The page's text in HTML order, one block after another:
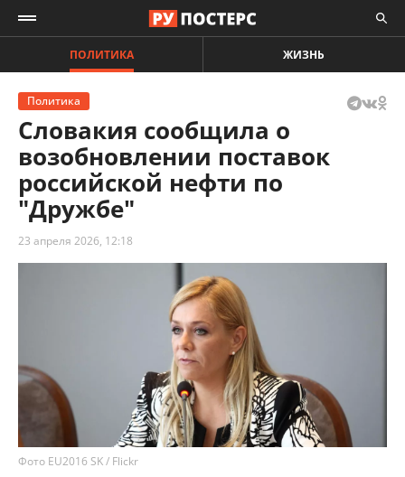
ПОЛИТИКА ЖИЗНЬ
Политика
Словакия сообщила о
возобновлении поставок
российской нефти по
"Дружбе"
23 апреля 2026, 12:18
Фото EU2016 SK / Flickr